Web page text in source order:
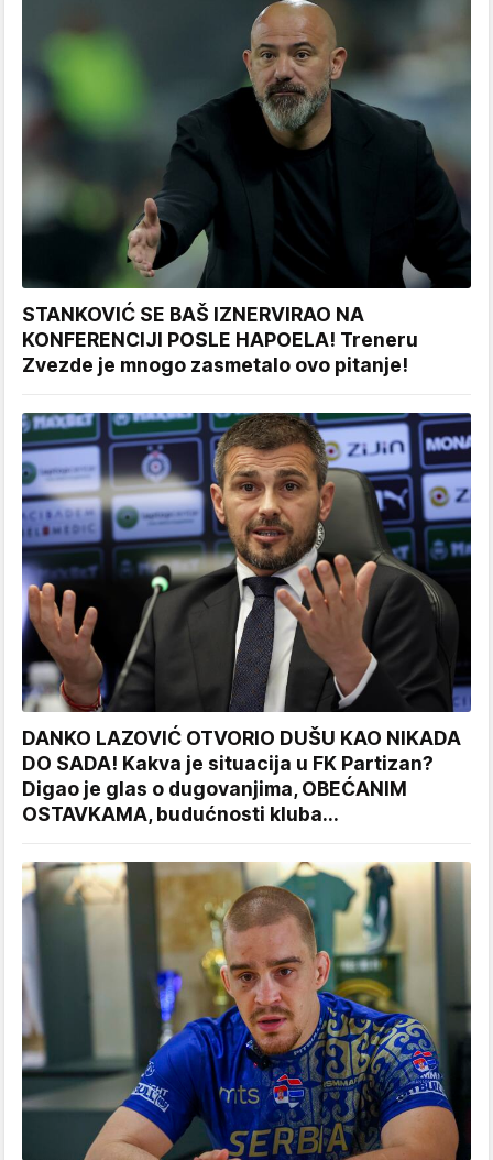
STANKOVIĆ SE BAŠ IZNERVIRAO NA
KONFERENCIJI POSLE HAPOELA! Treneru
Zvezde je mnogo zasmetalo ovo pitanje!
DANKO LAZOVIĆ OTVORIO DUŠU KAO NIKADA
DO SADA! Kakva je situacija u FK Partizan?
Digao je glas o dugovanjima, OBEĆANIM
OSTAVKAMA, budućnosti kluba...